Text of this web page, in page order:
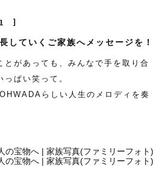
]
していくご家族へメッセージを！
とがあっても、みんなで手を取り合
っぱい笑って。
らしい人生のメロディを奏